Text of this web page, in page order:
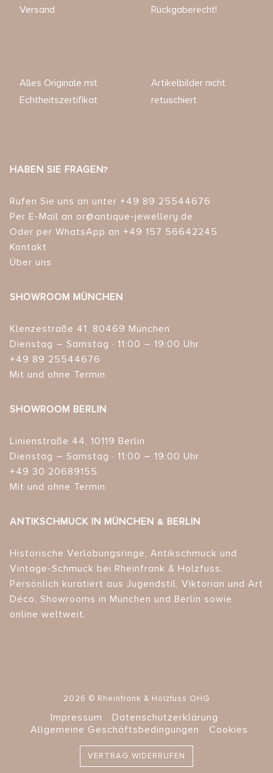
Versand
Rückgaberecht!
Alles Originale mit
Echtheitszertifikat
Artikelbilder nicht
retuschiert
HABEN SIE FRAGEN?
Rufen Sie uns an unter +49 89 25544676
Per E-Mail an or@antique-jewellery.de
Oder per WhatsApp an +49 157 56642245
Kontakt
Über uns
SHOWROOM MÜNCHEN
Klenzestraße 41, 80469 München
Dienstag – Samstag · 11:00 – 19:00 Uhr
+49 89 25544676
Mit und ohne Termin
SHOWROOM BERLIN
Linienstraße 44, 10119 Berlin
Dienstag – Samstag · 11:00 – 19:00 Uhr
+49 30 20689155
Mit und ohne Termin
ANTIKSCHMUCK IN MÜNCHEN & BERLIN
Historische Verlobungsringe, Antikschmuck und
Vintage-Schmuck bei Rheinfrank & Holzfuss.
Persönlich kuratiert aus Jugendstil, Viktorian und Art
Déco. Showrooms in München und Berlin sowie
online weltweit.
2026 © Rheinfrank & Holzfuss OHG
Impressum
Datenschutzerklärung
Allgemeine Geschäftsbedingungen
Cookies
VERTRAG WIDERRUFEN